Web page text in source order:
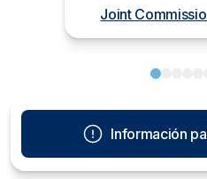
Joint
Información